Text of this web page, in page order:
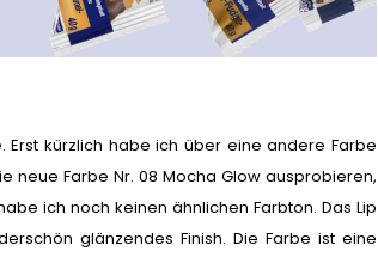
Erst kürzlich habe ich über eine andere Farbe
neue Farbe Nr. 08 Mocha Glow ausprobieren,
ich noch keinen ähnlichen Farbton. Das Lip
glänzendes Finish. Die Farbe ist eine